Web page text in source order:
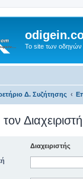
Το site των οδηγών
Δ. Συζήτησης
τον
Διαχειριστής